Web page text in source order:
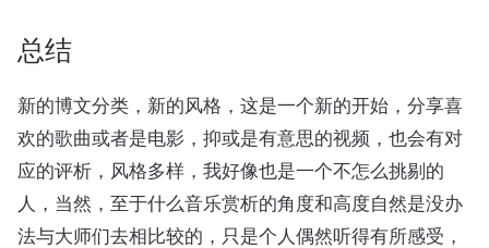
总结
新的博文分类，新的风格，这是一个新的开始，分享喜
欢的歌曲或者是电影，抑或是有意思的视频，也会有对
应的评析，风格多样，我好像也是一个不怎么挑剔的
人，当然，至于什么音乐赏析的角度和高度自然是没办
法与大师们去相比较的，只是个人偶然听得有所感受，